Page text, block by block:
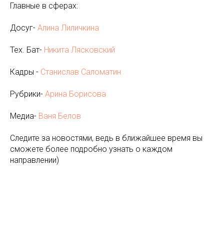
Главные в сферах:
Досуг- Алина Лиличкина
Тех. Бат- Никита Лясковский
Кадры - Станислав Саломатин
Рубрики- Арина Борисова
Медиа- Ваня Белов
Следите за новостями, ведь в ближайшее время вы
сможете более подробно узнать о каждом
направлении)